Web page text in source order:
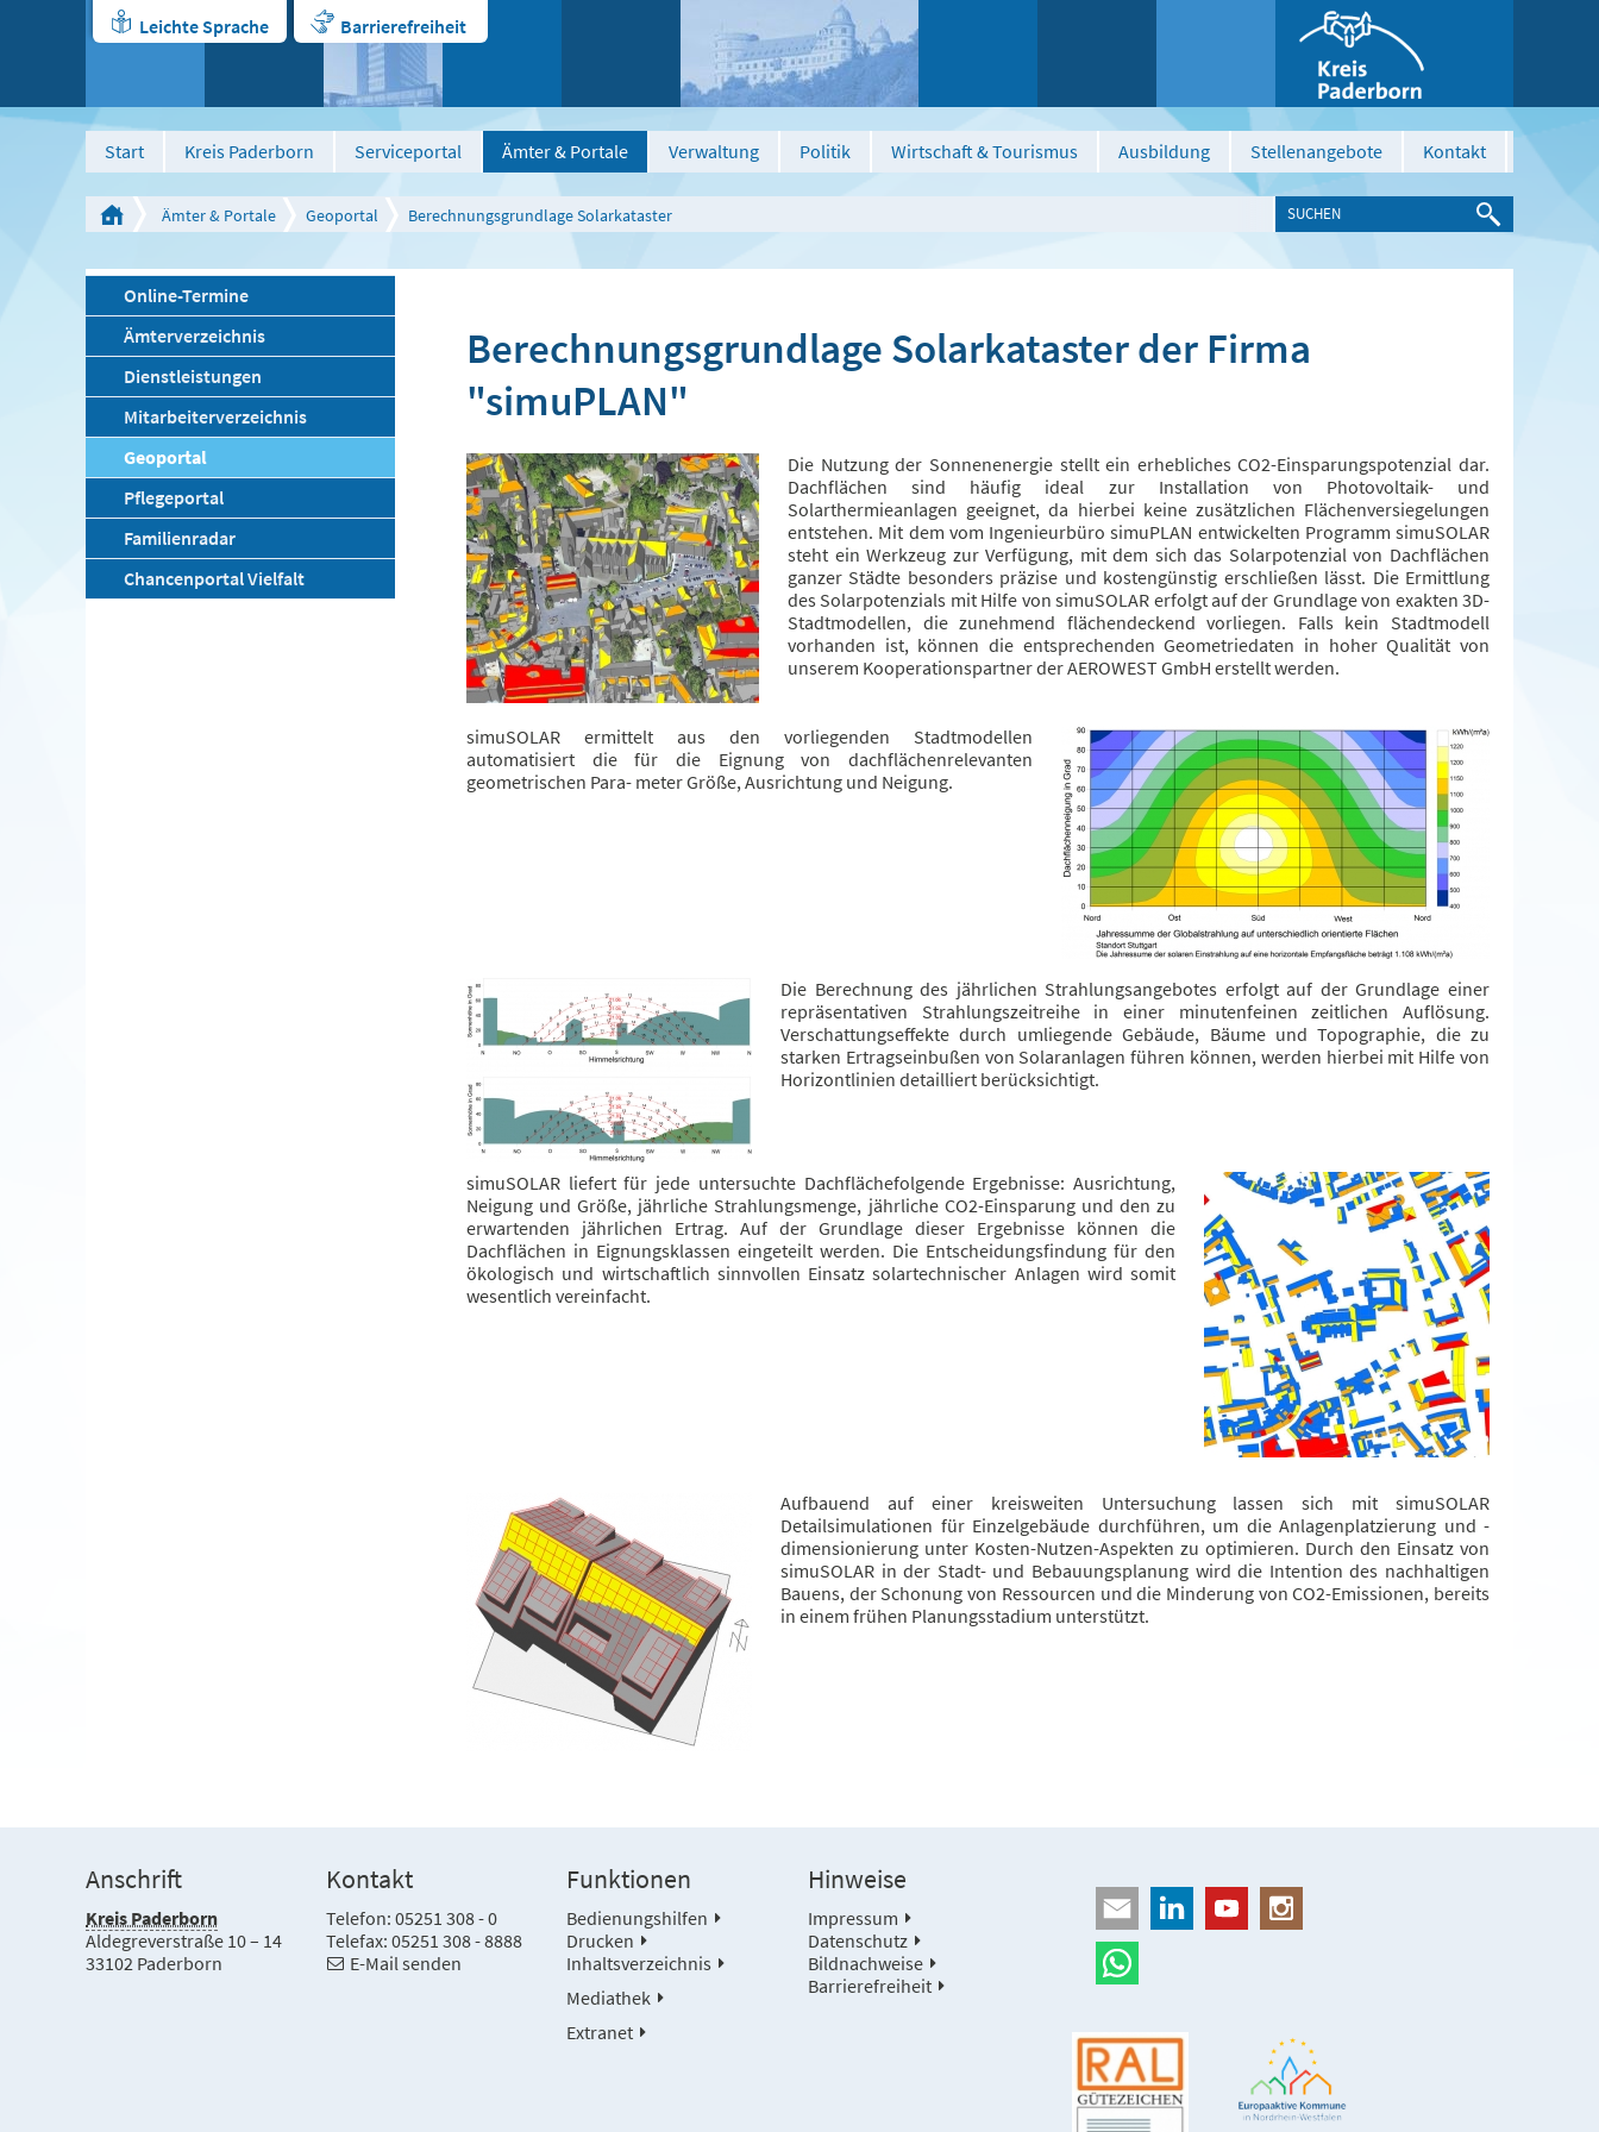
Leichte Sprache Barrierefreiheit
Start Kreis Paderborn Serviceportal Ämter & Portale Verwaltung Politik Wirtschaft & Tourismus Ausbildung Stellenangebote Kontakt
Ämter & Portale Geoportal Berechnungsgrundlage Solarkataster
Online-Termine
Ämterverzeichnis
Dienstleistungen
Mitarbeiterverzeichnis
Geoportal
Pflegeportal
Familienradar
Chancenportal Vielfalt
Berechnungsgrundlage Solarkataster der Firma
"simuPLAN"
Die Nutzung der Sonnenenergie stellt ein erhebliches CO2-Einsparungspotenzial dar.
Dachflächen sind häufig ideal zur Installation von Photovoltaik- und
Solarthermieanlagen geeignet, da hierbei keine zusätzlichen Flächenversiegelungen
entstehen. Mit dem vom Ingenieurbüro simuPLAN entwickelten Programm simuSOLAR
steht ein Werkzeug zur Verfügung, mit dem sich das Solarpotenzial von Dachflächen
ganzer Städte besonders präzise und kostengünstig erschließen lässt. Die Ermittlung
des Solarpotenzials mit Hilfe von simuSOLAR erfolgt auf der Grundlage von exakten 3D-
Stadtmodellen, die zunehmend flächendeckend vorliegen. Falls kein Stadtmodell
vorhanden ist, können die entsprechenden Geometriedaten in hoher Qualität von
unserem Kooperationspartner der AEROWEST GmbH erstellt werden.
simuSOLAR ermittelt aus den vorliegenden Stadtmodellen
automatisiert die für die Eignung von dachflächenrelevanten
geometrischen Para- meter Größe, Ausrichtung und Neigung.
Die Berechnung des jährlichen Strahlungsangebotes erfolgt auf der Grundlage einer
repräsentativen Strahlungszeitreihe in einer minutenfeinen zeitlichen Auflösung.
Verschattungseffekte durch umliegende Gebäude, Bäume und Topographie, die zu
starken Ertragseinbußen von Solaranlagen führen können, werden hierbei mit Hilfe von
Horizontlinien detailliert berücksichtigt.
simuSOLAR liefert für jede untersuchte Dachflächefolgende Ergebnisse: Ausrichtung,
Neigung und Größe, jährliche Strahlungsmenge, jährliche CO2-Einsparung und den zu
erwartenden jährlichen Ertrag. Auf der Grundlage dieser Ergebnisse können die
Dachflächen in Eignungsklassen eingeteilt werden. Die Entscheidungsfindung für den
ökologisch und wirtschaftlich sinnvollen Einsatz solartechnischer Anlagen wird somit
wesentlich vereinfacht.
Aufbauend auf einer kreisweiten Untersuchung lassen sich mit simuSOLAR
Detailsimulationen für Einzelgebäude durchführen, um die Anlagenplatzierung und -
dimensionierung unter Kosten-Nutzen-Aspekten zu optimieren. Durch den Einsatz von
simuSOLAR in der Stadt- und Bebauungsplanung wird die Intention des nachhaltigen
Bauens, der Schonung von Ressourcen und die Minderung von CO2-Emissionen, bereits
in einem frühen Planungsstadium unterstützt.
Anschrift
Kreis Paderborn
Aldegreverstraße 10 – 14
33102 Paderborn
Kontakt
Telefon: 05251 308 - 0
Telefax: 05251 308 - 8888
E-Mail senden
Funktionen
Bedienungshilfen
Drucken
Inhaltsverzeichnis
Mediathek
Extranet
Hinweise
Impressum
Datenschutz
Bildnachweise
Barrierefreiheit